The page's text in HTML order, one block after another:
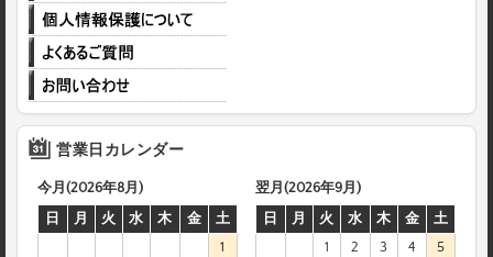
営業日カレンダー
今月(2026年8月)
日
月 火 水 木 金
土
1
翌月(2026年9月)
日
月 火 水 木 金
土
1
2 3 4
5